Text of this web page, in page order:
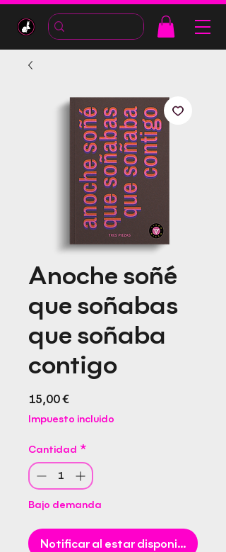
Anoche soñé
que soñabas
que soñaba
contigo
15,00 €Precio
Impuesto incluido
Cantidad *
Bajo demanda
Notificar al estar disponible